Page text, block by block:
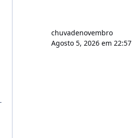
chuvadenovembro
Agosto 5, 2026 em 22:57